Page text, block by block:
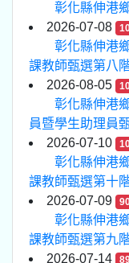
彰化縣伸港
2026-07-08
彰化縣伸港
課教師甄選第八
2026-08-05
彰化縣伸港
員暨學生助理員
2026-07-10
彰化縣伸港
課教師甄選第十
2026-07-09
彰化縣伸港
課教師甄選第九
2026-07-14